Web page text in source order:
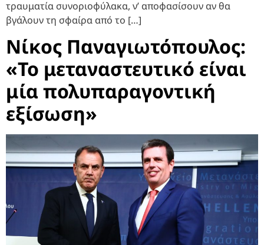
τραυματία συνοριοφύλακα, ν’ αποφασίσουν αν θα
βγάλουν τη σφαίρα από το […]
Νίκος Παναγιωτόπουλος:
«Το μεταναστευτικό είναι
μία πολυπαραγοντική
εξίσωση»